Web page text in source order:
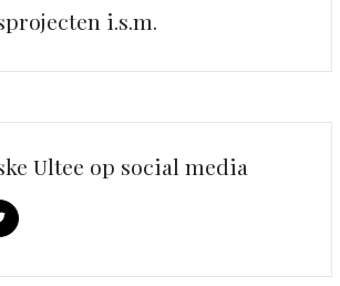
i.s.m.
Ultee op social media